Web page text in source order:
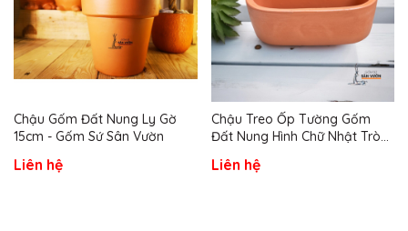
Chậu Gốm Đất Nung Ly Gờ
15cm - Gốm Sứ Sân Vườn
Liên hệ
Chậu Treo Ốp Tường Gốm
Đất Nung Hình Chữ Nhật Tròn
Liên hệ